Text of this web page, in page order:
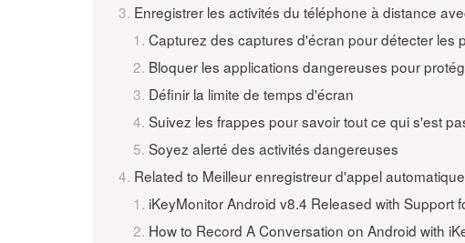
Enregistrer les activités du téléphone à distance
Capturez des captures d'écran pour détecter les
Bloquer les applications dangereuses pour
Définir la limite de temps d'écran
Suivez les frappes pour savoir tout ce qui s'est
Soyez alerté des activités dangereuses
Related to Meilleur enregistreur d'appel
iKeyMonitor Android v8.4 Released with Support
How to Record A Conversation on Android with